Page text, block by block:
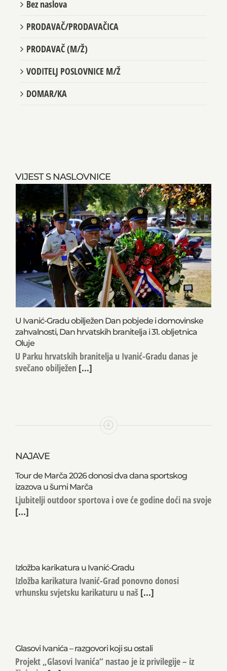
VIJEST S NASLOVNICE
U Ivanić-Gradu obilježen Dan pobjede i domovinske
zahvalnosti, Dan hrvatskih branitelja i 31. obljetnica
Oluje
U Parku hrvatskih branitelja u Ivanić-Gradu danas je
svečano obilježen [...]
NAJAVE
Tour de Marča 2026 donosi dva dana sportskog
izazova u šumi Marča
Ljubitelji outdoor sportova i ove će godine doći na svoje
[...]
Izložba karikatura u Ivanić-Gradu
Izložba karikatura Ivanić-Grad ponovno donosi
vrhunsku svjetsku karikaturu u naš [...]
Glasovi Ivanića – razgovori koji su ostali
Projekt „Glasovi Ivanića“ nastao je iz privilegije – iz
Bez naslova
PRODAVAČ/PRODAVAČICA
PRODAVAČ (M/Ž)
VODITELJ POSLOVNICE M/Ž
DOMAR/KA